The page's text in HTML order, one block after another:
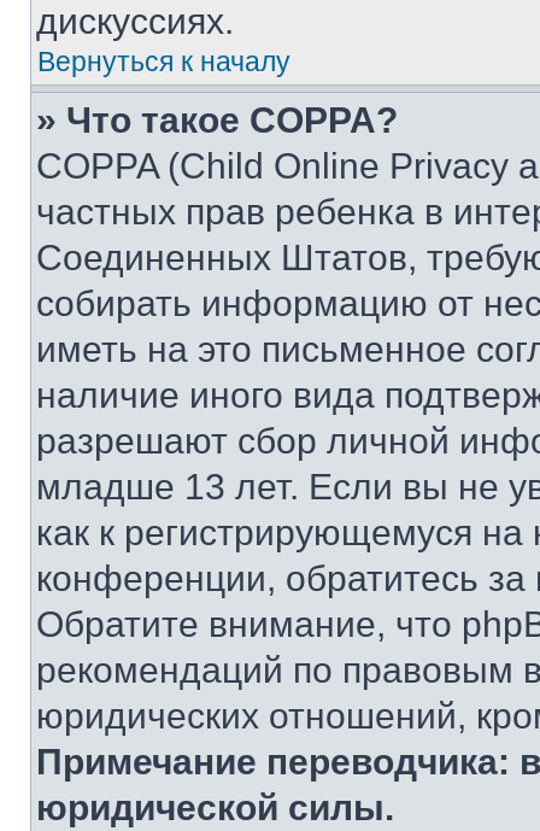
дискуссиях.
Вернуться к началу
» Что такое COPPA?
COPPA (Child Online Privacy
частных прав ребенка в
Соединенных Штатов,
собирать информацию от
иметь на это письменное
наличие иного вида
разрешают сбор личной
младше 13 лет. Если вы не
как к регистрирующемуся
конференции, обратитесь
Обратите внимание, что
рекомендаций по правовым
юридических отношений,
Примечание переводчика:
юридической силы.